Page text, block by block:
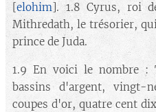
[elohim ]. 1.8 Cyrus, roi
Mithredath, le trésorier,
prince de Juda.
1.9 En voici le nombre :
bassins d'argent, vingt-
coupes d'or, quatre cent